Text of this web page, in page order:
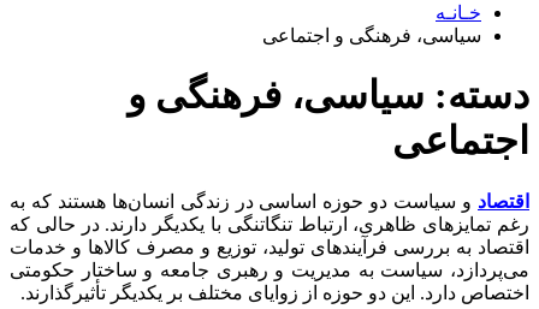
خـانـه
سیاسی، فرهنگی و اجتماعی
دسته: سیاسی، فرهنگی و
اجتماعی
اقتصاد و سیاست دو حوزه اساسی در زندگی انسان‌ها هستند که به
رغم تمایزهای ظاهری، ارتباط تنگاتنگی با یکدیگر دارند. در حالی که
اقتصاد به بررسی فرآیندهای تولید، توزیع و مصرف کالاها و خدمات
می‌پردازد، سیاست به مدیریت و رهبری جامعه و ساختار حکومتی
اختصاص دارد. این دو حوزه از زوایای مختلف بر یکدیگر تأثیرگذارند.